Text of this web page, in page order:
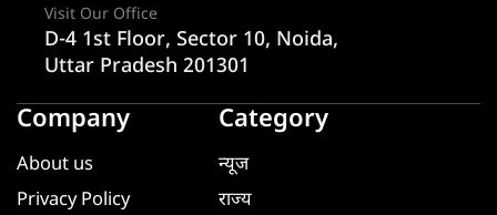
Visit Our Office
D-4 1st Floor, Sector 10, Noida,
Uttar Pradesh 201301
Company
About us
Privacy Policy
Category
न्यूज
राज्य